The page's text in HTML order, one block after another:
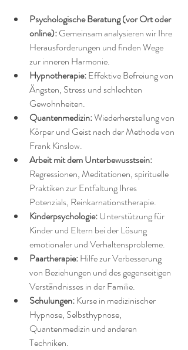
Psychologische Beratung (vor Ort oder
online): Gemeinsam analysieren wir Ihre
Herausforderungen und finden Wege
zur inneren Harmonie.
Hypnotherapie: Effektive Befreiung von
Ängsten, Stress und schlechten
Gewohnheiten.
Quantenmedizin: Wiederherstellung von
Körper und Geist nach der Methode von
Frank Kinslow.
Arbeit mit dem Unterbewusstsein:
Regressionen, Meditationen, spirituelle
Praktiken zur Entfaltung Ihres
Potenzials, Reinkarnationstherapie.
Kinderpsychologie: Unterstützung für
Kinder und Eltern bei der Lösung
emotionaler und Verhaltensprobleme.
Paartherapie: Hilfe zur Verbesserung
von Beziehungen und des gegenseitigen
Verständnisses in der Familie.
Schulungen: Kurse in medizinischer
Hypnose, Selbsthypnose,
Quantenmedizin und anderen
Techniken.